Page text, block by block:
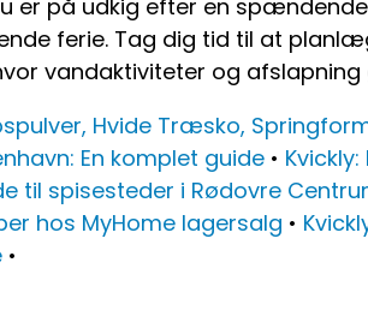
er på udkig efter en
ferie. Tag dig tid til at
vandaktiviteter og afslapning
Hvide Træsko,
En komplet guide •
til spisesteder i Rødovre
hos MyHome lagersalg •
•